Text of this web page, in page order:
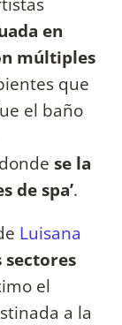
en
múltiples
que
el baño
se la
de spa’.
Luisana
sectores
el
a la